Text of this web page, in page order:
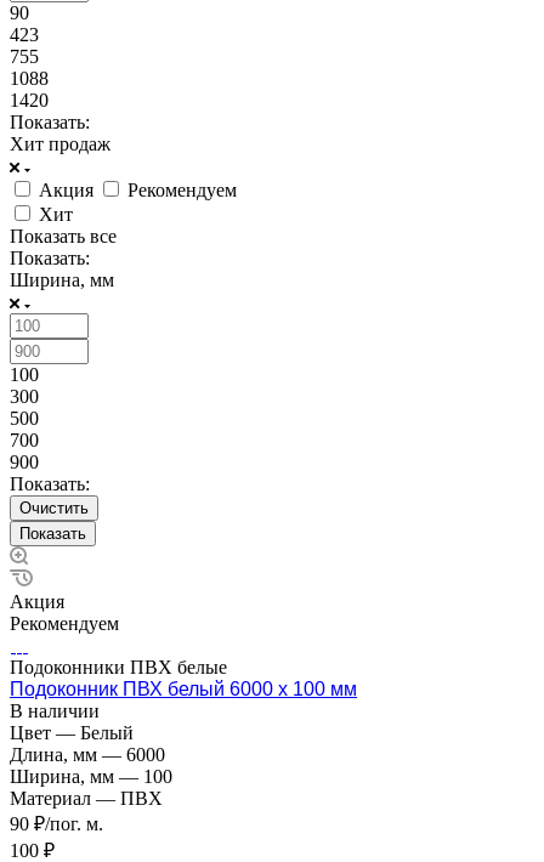
90
423
755
1088
1420
Показать:
Хит продаж
Акция
Рекомендуем
Хит
Показать все
Показать:
Ширина, мм
100
300
500
700
900
Показать:
Очистить
Акция
Рекомендуем
Подоконники ПВХ белые
Подоконник ПВХ белый 6000 х 100 мм
В наличии
Цвет — Белый
Длина, мм — 6000
Ширина, мм — 100
Материал — ПВХ
90 ₽/пог. м.
100 ₽